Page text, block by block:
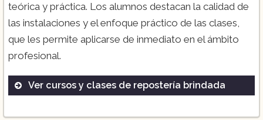
teórica y práctica. Los alumnos destacan la calidad de
las instalaciones y el enfoque práctico de las clases,
que les permite aplicarse de inmediato en el ámbito
profesional.
Ver cursos y clases de repostería brindada